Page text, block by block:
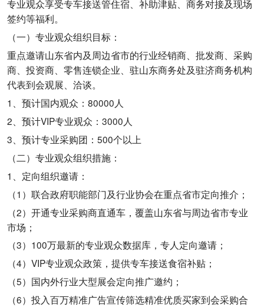
专业观众享受专车接送管住宿、补助津贴、商务对接及现场
签约等福利。
（一）专业观众组织目标：
重点邀请山东省内及周边省市的行业经销商、批发商、采购
商、投资商、零售连锁企业、驻山东商务处及驻济商务机构
代表到会观展、洽谈。
1、预计国内观众：80000人
2、预计VIP专业观众：3000人
3、预计专业采购团：500个以上
（二）专业观众组织措施：
1、定向组织邀请：
（1）联合政府职能部门及行业协会在重点省市定向推介；
（2）开通专业采购商直通车，覆盖山东省与周边省市专业
市场；
（3）100万最新的专业观众数据库，专人定向邀请；
（4）VIP专业观众政策，提供专车接送食宿补贴；
（5）国内外行业大型展会定向推广邀约；
（6）投入百万精准广告宣传筛选精准优质买家到会采购合